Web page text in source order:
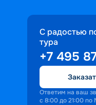
С радостью
тура
+7 495
Ответим на ваш
с 8:00 до 21:00